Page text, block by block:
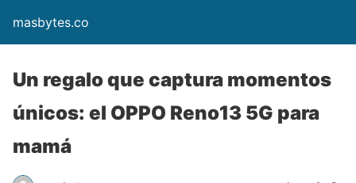
masbytes.co
Un regalo que captura momentos
únicos: el OPPO Reno13 5G para
mamá